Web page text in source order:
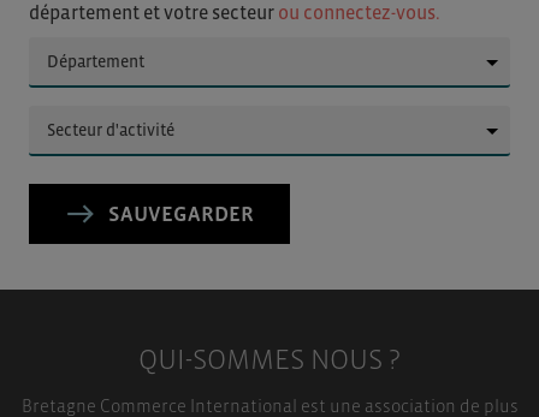
département et votre secteur ou connectez-vous.
SAUVEGARDER
QUI-SOMMES NOUS ?
Bretagne Commerce International est une association de plus